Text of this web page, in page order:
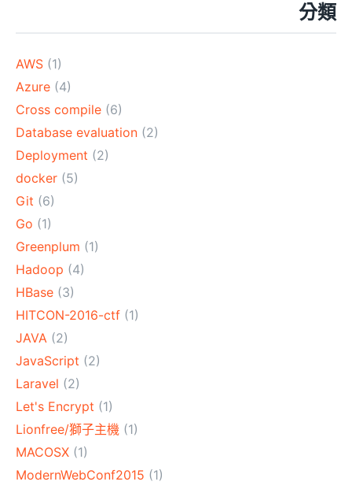
分類
AWS (1)
Azure (4)
Cross compile (6)
Database evaluation (2)
Deployment (2)
docker (5)
Git (6)
Go (1)
Greenplum (1)
Hadoop (4)
HBase (3)
HITCON-2016-ctf (1)
JAVA (2)
JavaScript (2)
Laravel (2)
Let's Encrypt (1)
Lionfree/獅子主機 (1)
MACOSX (1)
ModernWebConf2015 (1)